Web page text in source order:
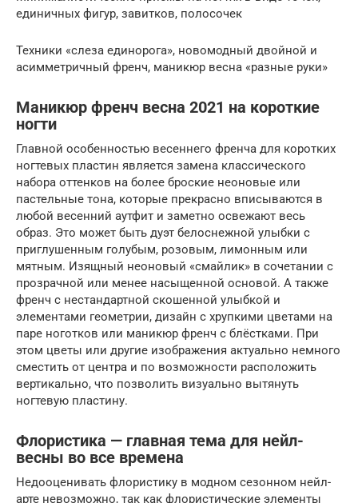
единичных фигур, завитков, полосочек
Техники «слеза единорога», новомодный двойной и
асимметричный френч, маникюр весна «разные руки»
Маникюр френч весна 2021 на короткие
ногти
Главной особенностью весеннего френча для коротких
ногтевых пластин является замена классического
набора оттенков на более броские неоновые или
пастельные тона, которые прекрасно вписываются в
любой весенний аутфит и заметно освежают весь
образ. Это может быть дуэт белоснежной улыбки с
приглушенным голубым, розовым, лимонным или
мятным. Изящный неоновый «смайлик» в сочетании с
прозрачной или менее насыщенной основой. А также
френч с нестандартной скошенной улыбкой и
элементами геометрии, дизайн с хрупкими цветами на
паре ноготков или маникюр френч с блёстками. При
этом цветы или другие изображения актуально немного
сместить от центра и по возможности расположить
вертикально, что позволить визуально вытянуть
ногтевую пластину.
Флористика — главная тема для нейл-
весны во все времена
Недооценивать флористику в модном сезонном нейл-
арте невозможно, так как флористические элементы